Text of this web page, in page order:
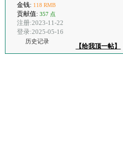
金钱: 118 RMB
贡献值: 357 点
注册:2023-11-22
登录:2025-05-16
历史记录
【给我顶一帖】